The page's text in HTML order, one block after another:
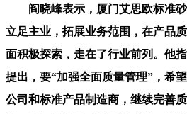
阎晓峰表示，厦门艾思欧标准砂
立足主业，拓展业务范围，在产品
面积极探索，走在了行业前列。他
提出，要“加强全面质量管理”，希
公司和标准产品制造商，继续完善